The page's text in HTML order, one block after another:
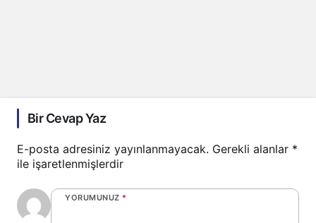
Bir Cevap Yaz
E-posta adresiniz yayınlanmayacak. Gerekli alanlar *
ile işaretlenmişlerdir
YORUMUNUZ *